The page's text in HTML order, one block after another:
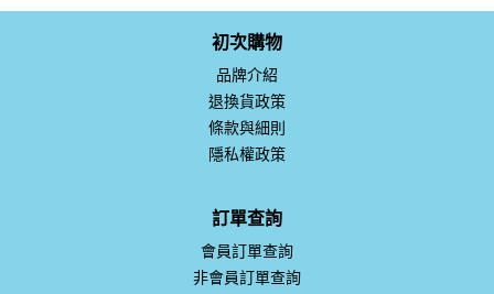
初次購物
品牌介紹
退換貨政策
條款與細則
隱私權政策
訂單查詢
會員訂單查詢
非會員訂單查詢